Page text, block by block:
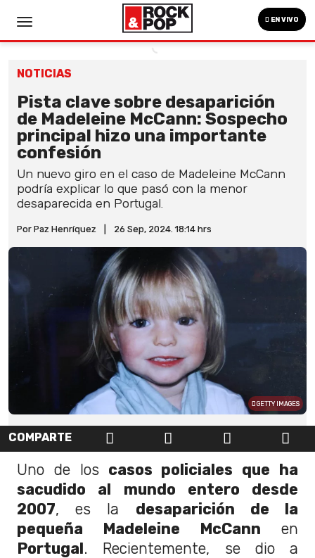
EN VIVO
NOTICIAS
Pista clave sobre desaparición
de Madeleine McCann: Sospecho
principal hizo una importante
confesión
Un nuevo giro en el caso de Madeleine McCann
podría explicar lo que pasó con la menor
desaparecida en Portugal.
Por Paz Henríquez 26 Sep, 2024. 18:14 hrs
GETTY IMAGES
COMPARTE
Uno de loscasos policiales que ha
sacudido al mundo entero desde
2007, es la desaparición de la
pequeña Madeleine McCann en
Portugal. Recientemente, se dio a